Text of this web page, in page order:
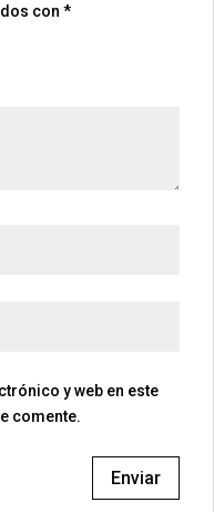
con *
y web en este
comente.